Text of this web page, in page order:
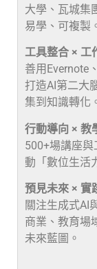
大學、瓦城集
易學、可複製
工具整合 × 工
善用Evernote
打造AI第二大
集到知識轉化
行動導向 × 教
500+場講座
動「數位生活
預見未來 × 實
關注生成式AI
商業、教育場
未來藍圖。